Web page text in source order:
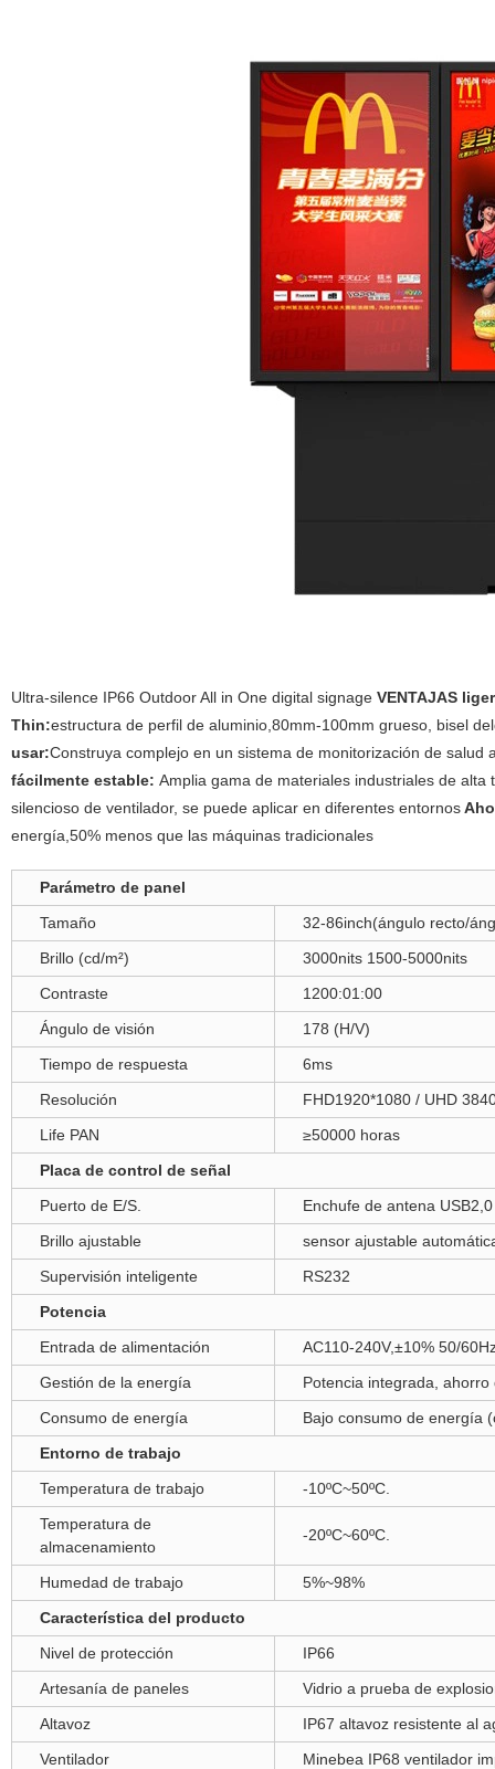
Ultra-silence IP66 Outdoor All in One digital signageVENTAJAS
Thin:estructura de perfil de aluminio,80mm-100mm grueso, bisel
usar:Construya complejo en un sistema de monitorización de
fácilmente estable: Amplia gama de materiales industriales de
silencioso de ventilador, se puede aplicar en diferentes entornos
energía,50% menos que las máquinas tradicionales
Parámetro de panel
Tamaño
32-86inch(ángulo recto/
Brillo (cd/m²)
3000nits 1500-5000nits
Contraste
1200:01:00
Ángulo de visión
178 (H/V)
Tiempo de respuesta
6ms
Resolución
FHD1920*1080 / UHD
Life PAN
≥50000 horas
Placa de control de señal
Puerto de E/S.
Enchufe de antena USB2,0
Brillo ajustable
sensor ajustable
Supervisión inteligente
RS232
Potencia
Entrada de alimentación
AC110-240V,±10% 50/
Gestión de la energía
Potencia integrada,
Consumo de energía
Bajo consumo de energía
Entorno de trabajo
Temperatura de trabajo
-10ºC~50ºC.
Temperatura de
almacenamiento
-20ºC~60ºC.
Humedad de trabajo
5%~98%
Característica del producto
Nivel de protección
IP66
Artesanía de paneles
Vidrio a prueba de
Altavoz
IP67 altavoz resistente al
Ventilador
Minebea IP68 ventilador